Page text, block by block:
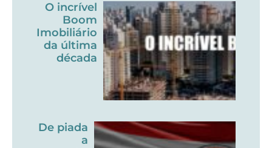
O incrível
Boom
Imobiliário
da última
década
De piada
a